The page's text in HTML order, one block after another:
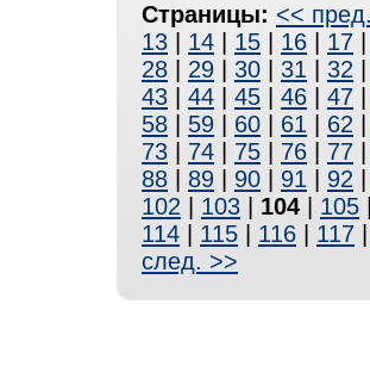
Страницы: <<
13
14 15 16 17
28
29 30 31 32
43
44 45 46 47
58
59 60 61 62
73
74 75 76 77
88
89 90 91 92
102
103 104 105
114
115 116 117
след. >>